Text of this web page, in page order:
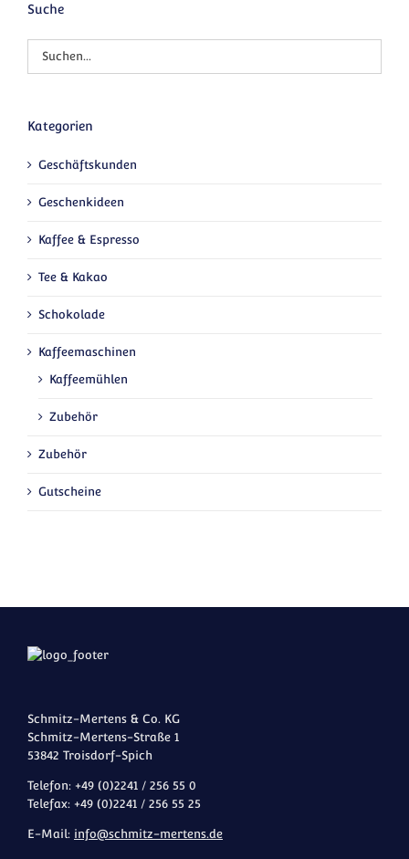
Suche
Kategorien
Geschäftskunden
Geschenkideen
Kaffee & Espresso
Tee & Kakao
Schokolade
Kaffeemaschinen
Kaffeemühlen
Zubehör
Zubehör
Gutscheine
Schmitz-Mertens & Co. KG
Schmitz-Mertens-Straße 1
53842 Troisdorf-Spich
Telefon: +49 (0)2241 / 256 55 0
Telefax: +49 (0)2241 / 256 55 25
E-Mail: info@schmitz-mertens.de